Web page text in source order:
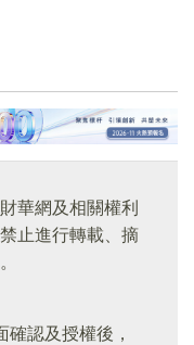
華網及相關權利
止進行轉載、摘
確認及授權後，